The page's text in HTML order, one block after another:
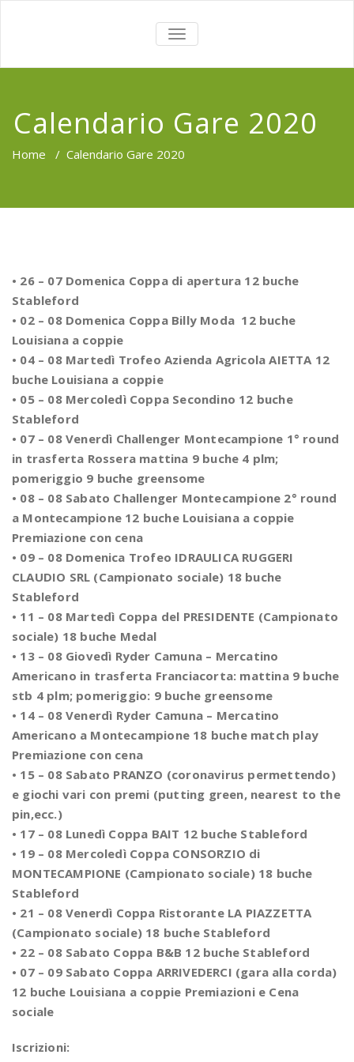
TOGGLE
NAVIGATION
Calendario Gare 2020
Home / Calendario Gare 2020
• 26 – 07 Domenica Coppa di apertura 12 buche
Stableford
• 02 – 08 Domenica Coppa Billy Moda 12 buche
Louisiana a coppie
• 04 – 08 Martedì Trofeo Azienda Agricola AIETTA 12
buche Louisiana a coppie
• 05 – 08 Mercoledì Coppa Secondino 12 buche
Stableford
• 07 – 08 Venerdì Challenger Montecampione 1° round
in trasferta Rossera mattina 9 buche 4 plm;
pomeriggio 9 buche greensome
• 08 – 08 Sabato Challenger Montecampione 2° round
a Montecampione 12 buche Louisiana a coppie
Premiazione con cena
• 09 – 08 Domenica Trofeo IDRAULICA RUGGERI
CLAUDIO SRL (Campionato sociale) 18 buche
Stableford
• 11 – 08 Martedì Coppa del PRESIDENTE (Campionato
sociale) 18 buche Medal
• 13 – 08 Giovedì Ryder Camuna – Mercatino
Americano in trasferta Franciacorta: mattina 9 buche
stb 4 plm; pomeriggio: 9 buche greensome
• 14 – 08 Venerdì Ryder Camuna – Mercatino
Americano a Montecampione 18 buche match play
Premiazione con cena
• 15 – 08 Sabato PRANZO (coronavirus permettendo)
e giochi vari con premi (putting green, nearest to the
pin,ecc.)
• 17 – 08 Lunedì Coppa BAIT 12 buche Stableford
• 19 – 08 Mercoledì Coppa CONSORZIO di
MONTECAMPIONE (Campionato sociale) 18 buche
Stableford
• 21 – 08 Venerdì Coppa Ristorante LA PIAZZETTA
(Campionato sociale) 18 buche Stableford
• 22 – 08 Sabato Coppa B&B 12 buche Stableford
• 07 – 09 Sabato Coppa ARRIVEDERCI (gara alla corda)
12 buche Louisiana a coppie Premiazioni e Cena
sociale
Iscrizioni: